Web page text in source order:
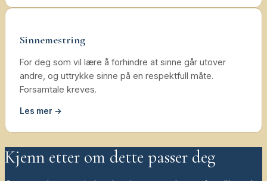
Sinnemestring
For deg som vil lære å forhindre at sinne går utover
andre, og uttrykke sinne på en respektfull måte.
Forsamtale kreves.
Les mer →
Kjenn etter om dette passer deg